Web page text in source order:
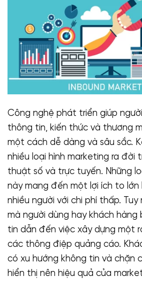
Công nghệ phát triển giúp
thông tin, kiến thức và thương
một cách dễ dàng và sâu sắc.
nhiều loại hình marketing ra đời
thuật số và trực tuyến. Những
này mang đến một lợi ích to
nhiều người với chi phí thấp. Tuy
mà người dùng hay khách hàng
tin dẫn đến việc xây dựng một
các thông điệp quảng cáo.
có xu hướng không tin và chặn
hiển thị nên hiệu quả của